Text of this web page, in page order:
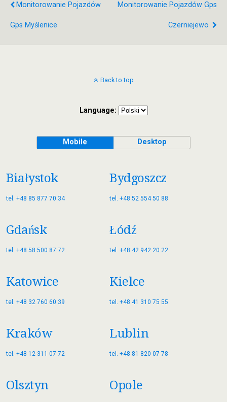
Monitorowanie Pojazdów
Gps Myślenice
Monitorowanie Pojazdów Gps
Czerniejewo
Back to top
Language:
Mobile Desktop
Białystok
tel. +48 85 877 70 34
Bydgoszcz
tel. +48 52 554 50 88
Gdańsk
tel. +48 58 500 87 72
Łódź
tel. +48 42 942 20 22
Katowice
tel. +48 32 760 60 39
Kielce
tel. +48 41 310 75 55
Kraków
tel. +48 12 311 07 72
Lublin
tel. +48 81 820 07 78
Olsztyn Opole